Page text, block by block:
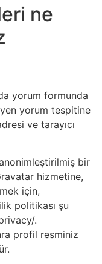
ne
yorum formunda
yorum tespitine
ve tarayıcı
bir
hizmetine,
için,
politikası şu
.
profil resminiz